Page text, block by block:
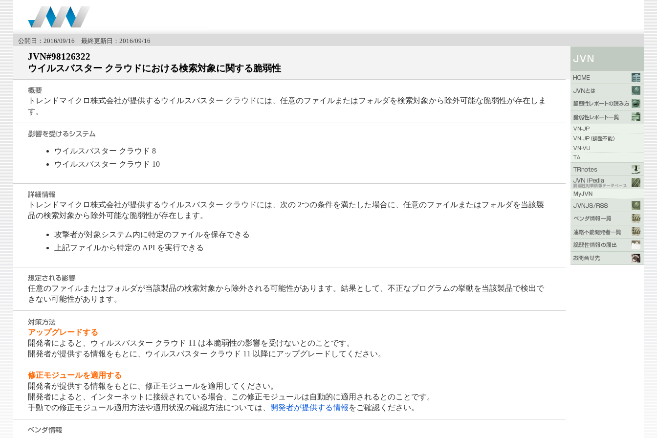
公開日：2016/09/16 最終更新日：2016/09/16
JVN#98126322
ウイルスバスター クラウドにおける検索対象に関する脆弱性
トレンドマイクロ株式会社が提供するウイルスバスター クラウドには、任意のファイルまたはフォルダを検索対象から除外可能な脆弱性が存在しま
す。
ウイルスバスター クラウド 8
ウイルスバスター クラウド 10
トレンドマイクロ株式会社が提供するウイルスバスター クラウドには、次の 2つの条件を満たした場合に、任意のファイルまたはフォルダを当該製
品の検索対象から除外可能な脆弱性が存在します。
攻撃者が対象システム内に特定のファイルを保存できる
上記ファイルから特定の API を実行できる
任意のファイルまたはフォルダが当該製品の検索対象から除外される可能性があります。結果として、不正なプログラムの挙動を当該製品で検出で
きない可能性があります。
アップグレードする
開発者によると、ウィルスバスター クラウド 11 は本脆弱性の影響を受けないとのことです。
開発者が提供する情報をもとに、ウイルスバスター クラウド 11 以降にアップグレードしてください。
修正モジュールを適用する
開発者が提供する情報をもとに、修正モジュールを適用してください。
開発者によると、インターネットに接続されている場合、この修正モジュールは自動的に適用されるとのことです。
手動での修正モジュール適用方法や適用状況の確認方法については、
開発者が提供する情報 をご確認ください。